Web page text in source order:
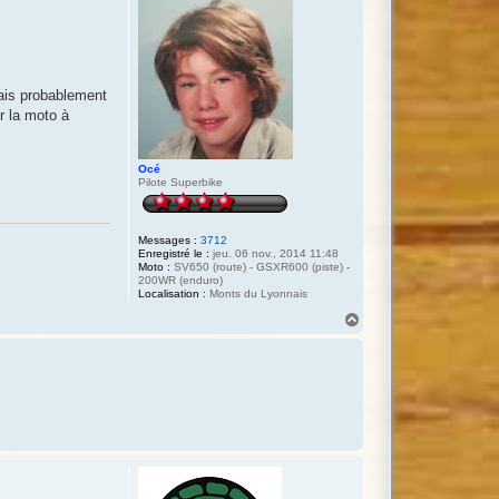
Océ
Pilote Superbike
Messages : 3712
Enregistré le : jeu. 06 nov., 2014 11:48
Moto : SV650 (route) - GSXR600 (piste) -
200WR (enduro)
Localisation : Monts du Lyonnais
probablement
la moto à